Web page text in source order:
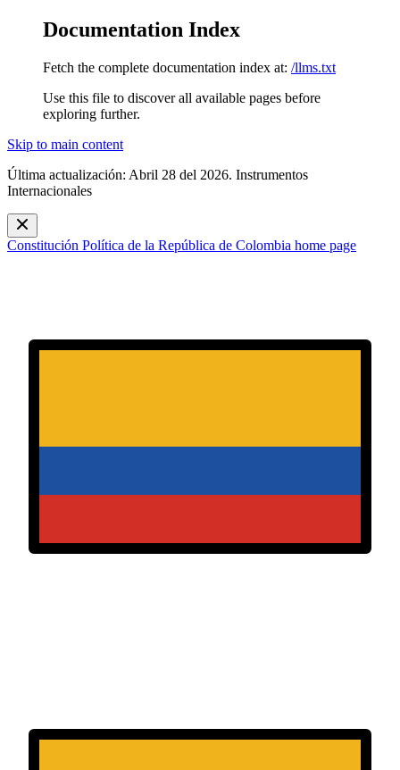
Documentation Index
Fetch the complete documentation index at: /llms.txt
Use this file to discover all available pages before
exploring further.
Skip to main content
Última actualización: Abril 28 del 2026. Instrumentos
Internacionales
Constitución Política de la República de Colombia home page